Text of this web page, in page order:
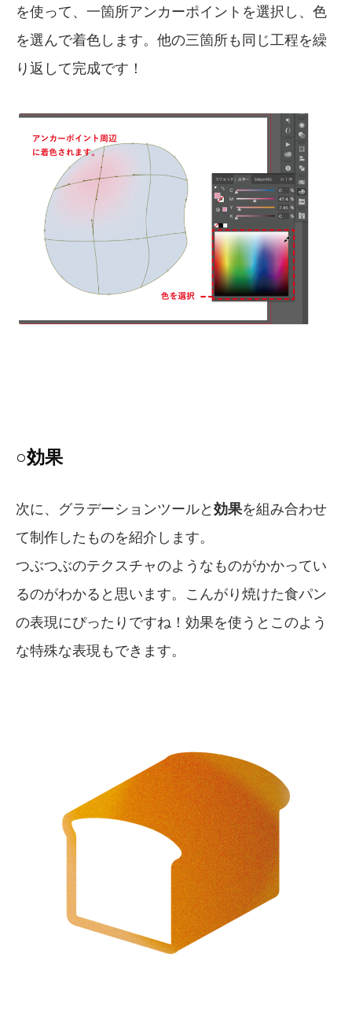
を使って、一箇所アンカーポイントを選択し、色
を選んで着色します。他の三箇所も同じ工程を繰
り返して完成です！
○効果
次に、グラデーションツールと効果を組み合わせ
て制作したものを紹介します。
つぶつぶのテクスチャのようなものがかかってい
るのがわかると思います。こんがり焼けた食パン
の表現にぴったりですね！効果を使うとこのよう
な特殊な表現もできます。